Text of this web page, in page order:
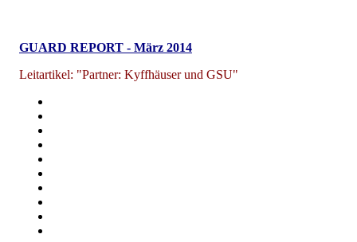
GUARD REPORT - März 2014
Leitartikel: "Partner: Kyffhäuser und GSU"